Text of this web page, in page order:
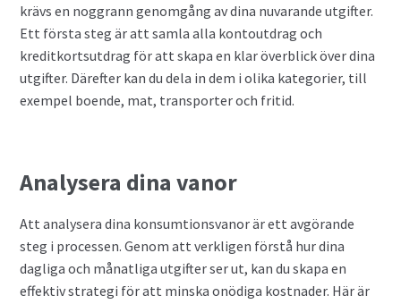
Spara i fonder
Terminer
Vad är Bitcoin?
Valutahandel
Valutahandel med hävstång
krävs en noggrann genomgång av dina nuvarande utgifter.
Ett första steg är att samla alla kontoutdrag och
kreditkortsutdrag för att skapa en klar överblick över dina
utgifter. Därefter kan du dela in dem i olika kategorier, till
exempel boende, mat, transporter och fritid.
Analysera dina vanor
Att analysera dina konsumtionsvanor är ett avgörande
steg i processen. Genom att verkligen förstå hur dina
dagliga och månatliga utgifter ser ut, kan du skapa en
effektiv strategi för att minska onödiga kostnader. Här är